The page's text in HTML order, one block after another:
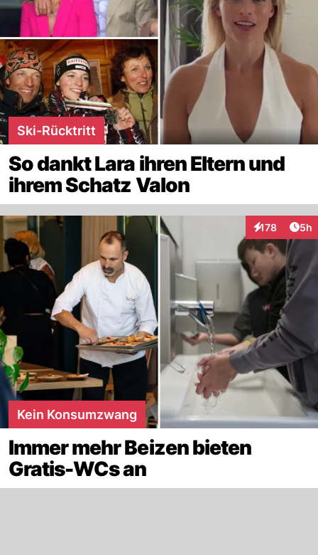
Ski-Rücktritt
So dankt Lara ihren Eltern und
ihrem Schatz Valon
178
Interaktionen
5h
Kein Konsumzwang
Immer mehr Beizen bieten
Gratis-WCs an